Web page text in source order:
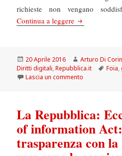
richieste non vengano
Continua a leggere Repubblica: Il
Scritto
il
20 Aprile 2016 Autore
Arturo Di
Diritti digitali,Repubblica.it Tag
Foia,
Lascia un commento
La Repubblica:
of information
trasparenza con